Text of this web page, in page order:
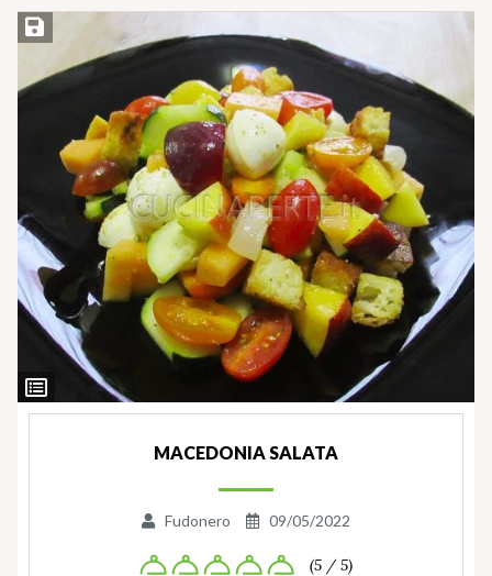
Ingredienti
Salva ricetta
MACEDONIA SALATA
Fudonero 09/05/2022
(5 / 5)